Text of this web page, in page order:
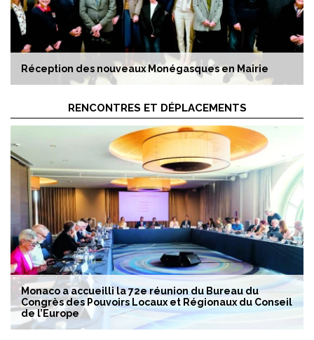
HOMMAGES, RÉCEPTIONS ET INAUGURATIONS
Réception des nouveaux Monégasques en Mairie
RENCONTRES ET DÉPLACEMENTS